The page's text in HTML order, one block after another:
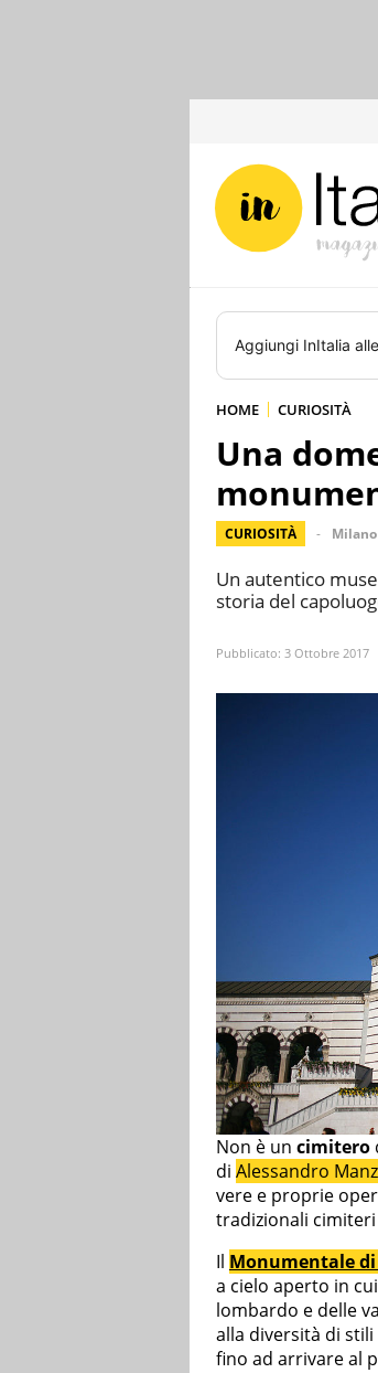
Aggiungi InItalia
HOME CURIOSITÀ
Una
CURIOSITÀ Milano
Un autentico
storia del
Pubblicato: 3 Ottobre 2017
Non è un cimitero
di Alessandro
vere e proprie
tradizionali
Il Monumentale
a cielo aperto in
lombardo e delle
alla diversità di
fino ad arrivare al